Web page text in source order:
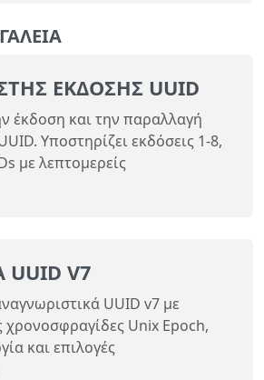
ΈΚΔΟΣΗΣ UUID
έκδοση και την παραλλαγή
Υποστηρίζει εκδόσεις 1-8,
με λεπτομερείς
V7
UUID v7 με
Unix Epoch,
και επιλογές